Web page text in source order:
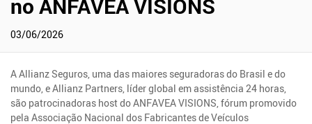
no ANFAVEA VISIONS
03/06/2026
A Allianz Seguros, uma das maiores seguradoras do Brasil e do
mundo, e Allianz Partners, líder global em assistência 24 horas,
são patrocinadoras host do ANFAVEA VISIONS, fórum promovido
pela Associação Nacional dos Fabricantes de Veículos